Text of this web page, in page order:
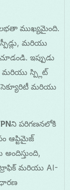
ముఖ్యమైంది.
మరియు
ఇప్పుడు
మరియు స్ప్లిట్
మరియు
ని పరిగణనలోకి
ఆప్టిమైజ్
మరియు AI-